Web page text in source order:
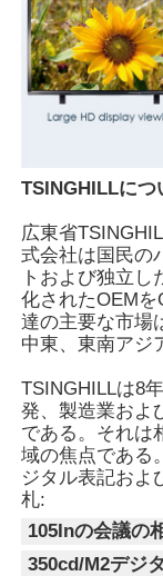
TSINGHILLにつ
広東省
式会社は国民の
トおよび独立し
化されたOEM
達の主要な市場
中東、東南アジ
TSINGHILLは8
発、製造業およ
である。それは
域の焦点である
ジタル表記およ
札:
105Inの会議の
350cd/M2デジ